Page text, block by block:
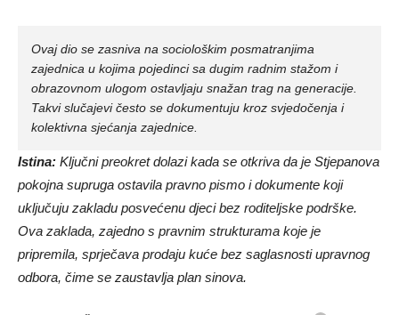
Ovaj dio se zasniva na sociološkim posmatranjima
zajednica u kojima pojedinci sa dugim radnim stažom i
obrazovnom ulogom ostavljaju snažan trag na generacije.
Takvi slučajevi često se dokumentuju kroz svjedočenja i
kolektivna sjećanja zajednice.
Istina: Ključni preokret dolazi kada se otkriva da je Stjepanova
pokojna supruga ostavila pravno pismo i dokumente koji
uključuju zakladu posvećenu djeci bez roditeljske podrške.
Ova zaklada, zajedno s pravnim strukturama koje je
pripremila, sprječava prodaju kuće bez saglasnosti upravnog
odbora, čime se zaustavlja plan sinova.